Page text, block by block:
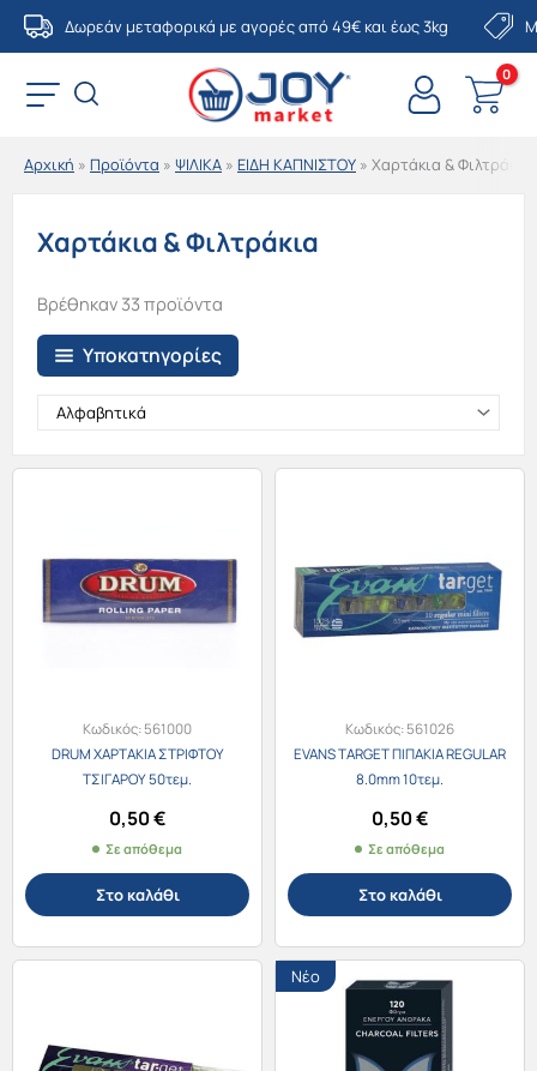
Μετάβαση
στο
περιεχόμενο
Δωρεάν μεταφορικά με αγορές από 49€ και έως 3kg
Αρχική » Προϊόντα » ΨΙΛΙΚΑ » ΕΙΔΗ ΚΑΠΝΙΣΤΟΥ » Χαρτάκια & Φιλτράκια
Χαρτάκια & Φιλτράκια
Υποκατηγορίες
Βρέθηκαν 33 προϊόντα
Κωδικός:561000
DRUM ΧΑΡΤΑΚΙΑ ΣΤΡΙΦΤΟΥ
ΤΣΙΓΑΡΟΥ 50τεμ.
0,50€
Σε απόθεμα
Στο καλάθι
Κωδικός:561026
EVANS TARGET ΠΙΠΑΚΙΑ REGULAR
8.0mm 10τεμ.
0,50€
Σε απόθεμα
Στο καλάθι
Νέο